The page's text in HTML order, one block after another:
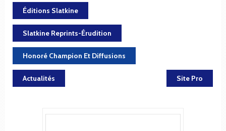
Éditions Slatkine
Slatkine Reprints-Érudition
Honoré Champion Et Diffusions
Actualités Site Pro